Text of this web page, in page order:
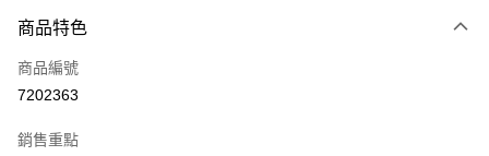
信用卡一次付款
信用卡分期付款
合作金庫商業銀行
6 期 0 利率 每期
商品特色
商品編號
7202363
銷售重點